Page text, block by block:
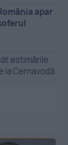
apar
estimările.
la Cernavodă